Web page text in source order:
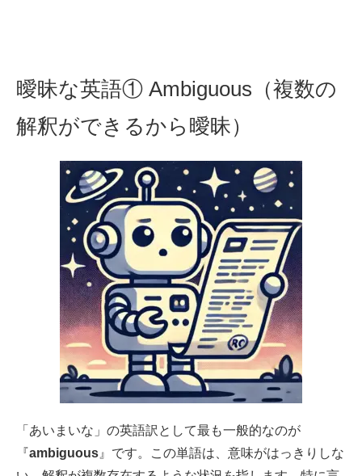
曖昧な英語① Ambiguous（複数の
解釈ができるから曖昧）
「あいまいな」の英語訳として最も一般的なのが
『ambiguous 』です。この単語は、意味がはっきりしな